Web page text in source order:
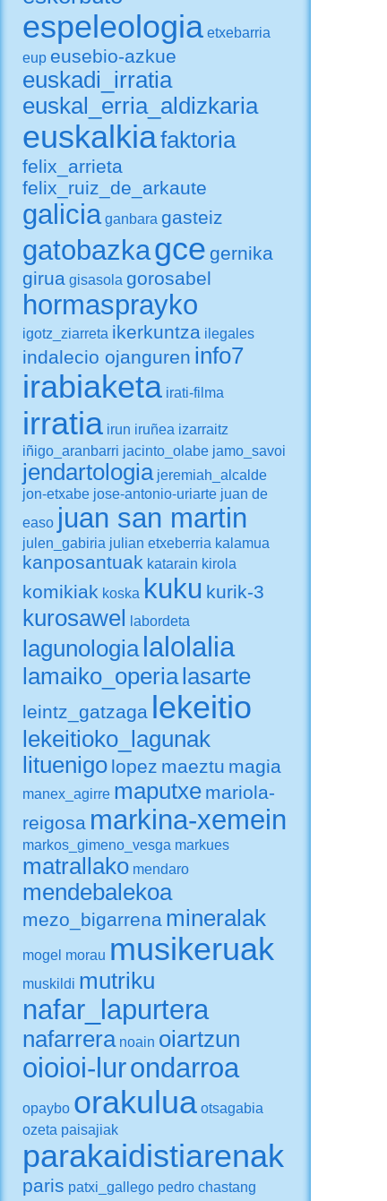
espeleologia etxebarria
eup eusebio-azkue
euskadi_irratia
euskal_erria_aldizkaria
euskalkiafaktoria
felix_arrieta
felix_ruiz_de_arkaute
galicia ganbara gasteiz
gatobazkagce gernika
girua gisasola gorosabel
hormasprayko
igotz_ziarreta ikerkuntza ilegales
indalecio ojanguren info7
irabiaketa irati-filma
irratia irun iruñea izarraitz
iñigo_aranbarri jacinto_olabe jamo_savoi
jendartologia jeremiah_alcalde
jon-etxabe jose-antonio-uriarte juan de
easo juan san martin
julen_gabiria julian etxeberria kalamua
kanposantuak katarain kirola
komikiak koska kuku kurik-3
kurosawel labordeta
lagunologia lalolalia
lamaiko_operia lasarte
leintz_gatzaga lekeitio
lekeitioko_lagunak
lituenigo lopez maeztu magia
manex_agirre maputxe mariola-
reigosa markina-xemein
markos_gimeno_vesga markues
matrallako mendaro
mendebalekoa
mezo_bigarrena mineralak
mogel morau musikeruak
muskildi mutriku
nafar_lapurtera
nafarrera noain oiartzun
oioioi-lurondarroa
opaybo orakulua otsagabia
ozeta paisajiak
parakaidistiarenak
paris patxi_gallego pedro chastang